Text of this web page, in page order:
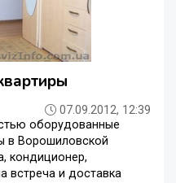
07.09.2012, 12:39
оборудованные
в Ворошиловской
кондиционер,
встреча и доставка